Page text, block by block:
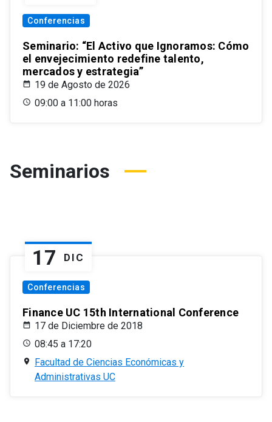
Conferencias
Seminario: “El Activo que Ignoramos: Cómo
el envejecimiento redefine talento,
mercados y estrategia”
19 de Agosto de 2026
09:00 a 11:00 horas
Seminarios
17 DIC
Conferencias
Finance UC 15th International Conference
17 de Diciembre de 2018
08:45 a 17:20
Facultad de Ciencias Económicas y
Administrativas UC